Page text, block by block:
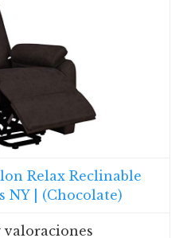
Relax Reclinable
NY | (Chocolate)
valoraciones